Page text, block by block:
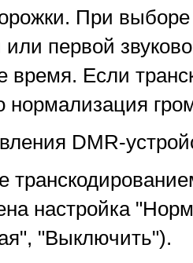
При
первой
время. Если
нормализация
DMR-
настройка
"Выключить").